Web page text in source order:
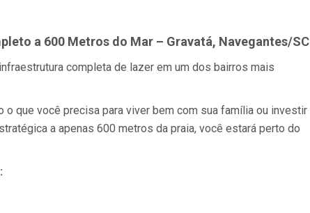
a 600 Metros do Mar – Gravatá, Navegantes/SC
completa de lazer em um dos bairros mais
o que você precisa para viver bem com sua família ou investir
a apenas 600 metros da praia, você estará perto do